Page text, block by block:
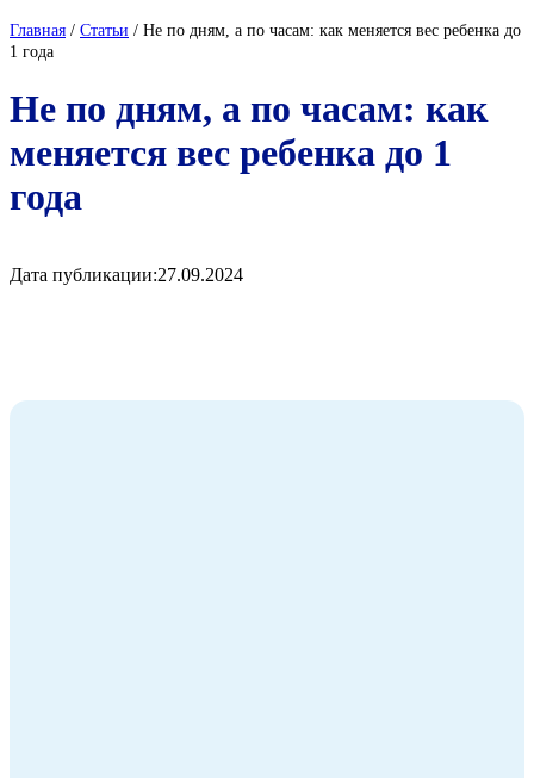
Главная / Cтатьи / Не по дням, а по часам: как меняется вес ребенка до
1 года
Не по дням, а по часам: как
меняется вес ребенка до 1
года
Дата публикации:27.09.2024